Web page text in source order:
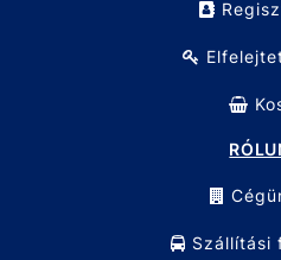
Szállítási